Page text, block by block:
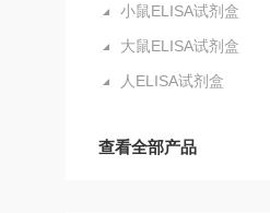
小鼠ELISA试剂盒
大鼠ELISA试剂盒
人ELISA试剂盒
查看全部产品